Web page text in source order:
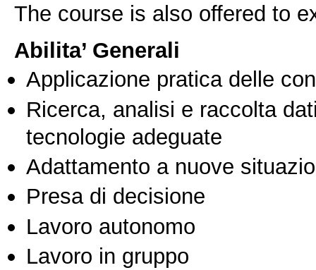
The course is also offered to
Abilita’ Generali
Applicazione pratica delle
Ricerca, analisi e raccolta
tecnologie adeguate
Adattamento a nuove
Presa di decisione
Lavoro autonomo
Lavoro in gruppo